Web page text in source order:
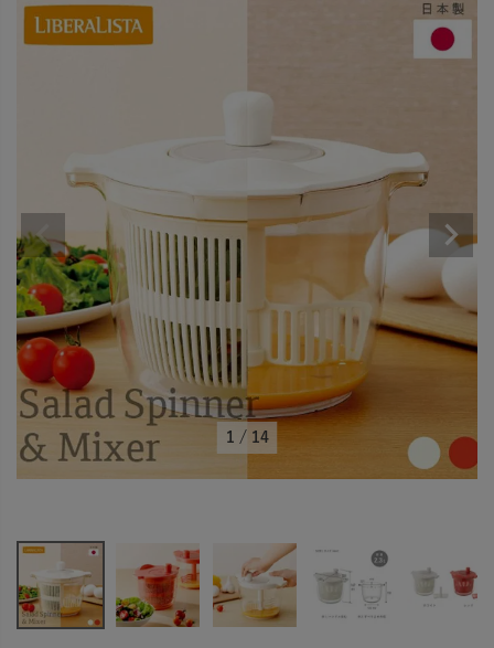
1 / 14